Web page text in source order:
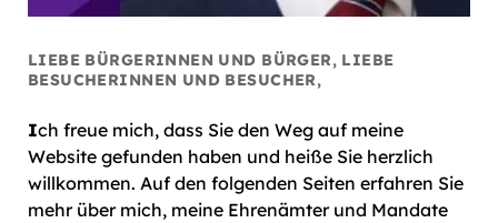
LIEBE BÜRGERINNEN UND BÜRGER, LIEBE
BESUCHERINNEN UND BESUCHER,
Ich freue mich, dass Sie den Weg auf meine
Website gefunden haben und heiße Sie herzlich
willkommen. Auf den folgenden Seiten erfahren Sie
mehr über mich, meine Ehrenämter und Mandate